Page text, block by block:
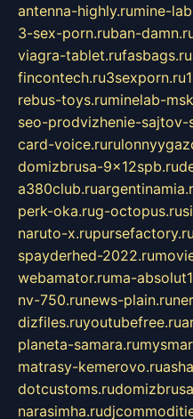
antenna-highly.rumine-
3-sex-porn.ruban-
viagra-tablet.rufasbags.ru
fincontech.ru3sexporn.ru
rebus-toys.ruminelab-
seo-prodvizhenie-
card-voice.ru
domizbrusa-9x12spb.ru
a380club.ru
perk-oka.rug-octopus.ru
naruto-x.rupursefactory.ru
spayderhed-2022.ru
webamator.ruma-
nv-750.runews-plain.ru
dizfiles.ruyoutubefree.ru
planeta-samara.ru
matrasy-kemerovo.ru
dotcustoms.ru
narasimha.ru